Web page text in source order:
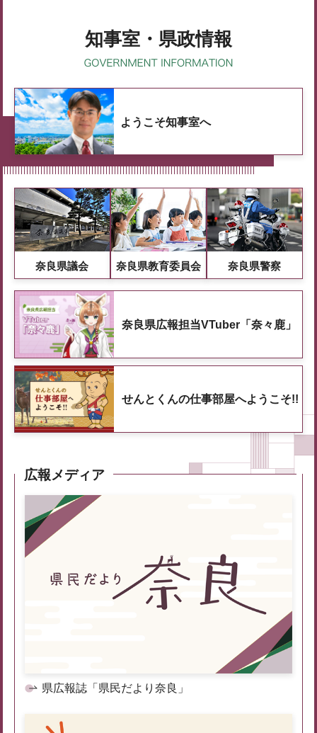
知事室・県政情報
ようこそ知事室へ
奈良県議会 奈良県教育委員会 奈良県警察
奈良県広報担当VTuber「奈々鹿」
せんとくんの仕事部屋へようこそ!!
広報メディア
県広報誌「県民だより奈良」